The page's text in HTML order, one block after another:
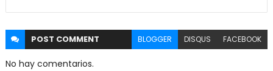
POST COMMENT BLOGGER DISQUS FACEBOOK
No hay comentarios.